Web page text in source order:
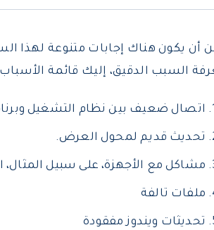
أن يكون هناك إجابات متنوعة
السبب الدقيق، إليك قائمة
اتصال ضعيف بين نظام التشغيل
تحديث قديم لمحول العرض.
مشاكل مع الأجهزة، على سبيل المثال،
ملفات تالفة
تحديثات ويندوز مفقودة